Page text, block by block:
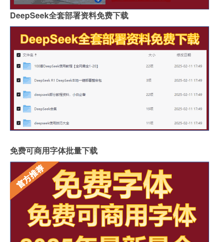
DeepSeek全套部署资料免费下载
免费可商用字体批量下载